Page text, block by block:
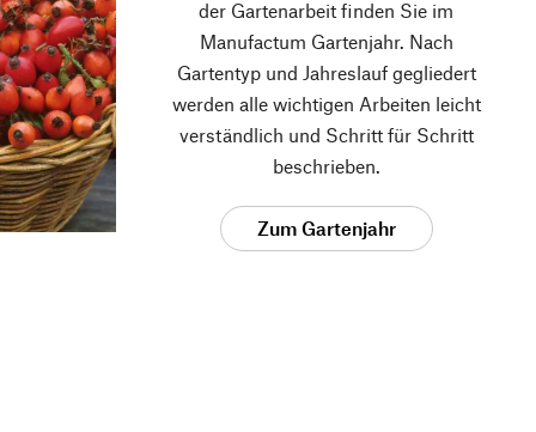
der Gartenarbeit finden Sie im
Manufactum Gartenjahr. Nach
Gartentyp und Jahreslauf gegliedert
werden alle wichtigen Arbeiten leicht
verständlich und Schritt für Schritt
beschrieben.
Zum Gartenjahr